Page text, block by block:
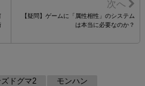
【疑問】ゲームに「属性相性」のシステム
は本当に必要なのか？
ズドグマ2 モンハン